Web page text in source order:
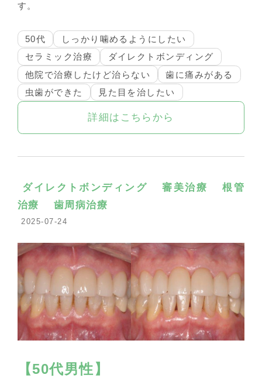
す。
50代
しっかり噛めるようにしたい
セラミック治療
ダイレクトボンディング
他院で治療したけど治らない
歯に痛みがある
虫歯ができた
見た目を治したい
詳細はこちらから
ダイレクトボンディング 審美治療
根管
治療
歯周病治療
2025-07-24
【50代男性】